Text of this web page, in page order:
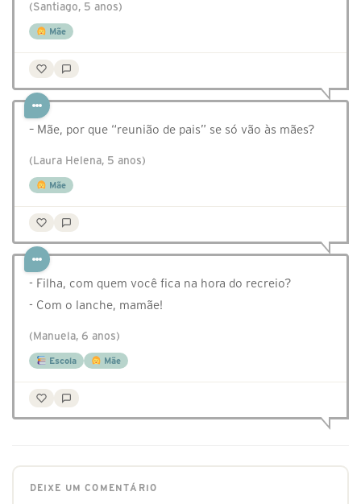
(Santiago, 5 anos)
Mãe
– Mãe, por que “reunião de pais” se só vão às mães?
(Laura Helena, 5 anos)
Mãe
- Filha, com quem você fica na hora do recreio?
- Com o lanche, mamãe!
(Manuela, 6 anos)
Escola Mãe
DEIXE UM COMENTÁRIO